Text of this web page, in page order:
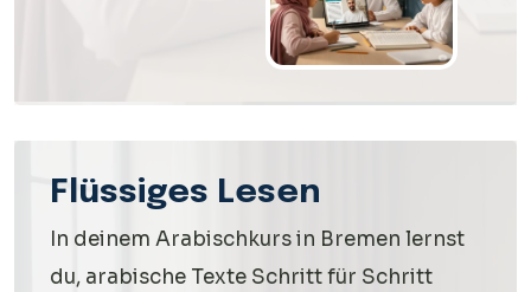
Flüssiges Lesen
In deinem Arabischkurs in Bremen lernst
du, arabische Texte Schritt für Schritt